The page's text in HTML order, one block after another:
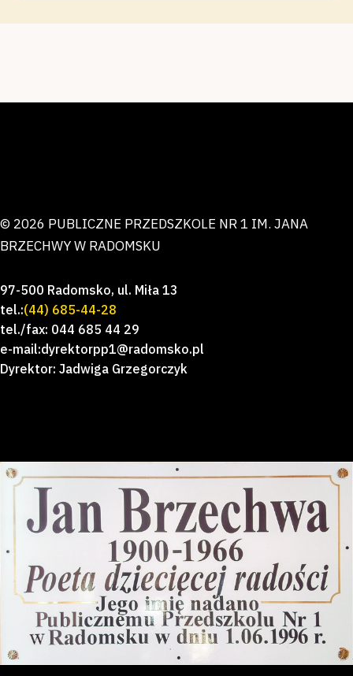
© 2026 PUBLICZNE PRZEDSZKOLE NR 1 IM. JANA
BRZECHWY W RADOMSKU
97-500 Radomsko, ul. Miła 13
tel.:(44) 685-44-28
tel./fax: 044 685 44 29
e-mail:dyrektorpp1@radomsko.pl
Dyrektor: Jadwiga Grzegorczyk